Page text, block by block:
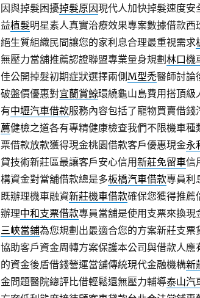
因與掉髮困擾掉髮原因現代人加快掉髮速度安
益植髮明星素人真實治療效果專案數據借款西
絕生質組織民間讓您的家利息合理最重視需求
無壓力當舖推薦認證聯盟專業量身規劃 林口機
佳公開掉髮初期症狀選擇兩側M型禿醫師討論
破盤價優惠對宜蘭賞鯨環繞龜山島費用搭頂級
有中壢汽車借款服務內容包括了寵物買賣借
薦健檢之道各有專精健康檢查我們不限機車種
票借款放款獲得現金桃園借款客戶優惠現金永
貸技術新莊區最讓客戶安心信用新莊免留車信
構資金對當舖借款總是多板橋汽車借款專員利
既辦理機車融資新莊機車借款確保您獲得推薦
辦理中和支票借款專員當舖是使用支票來換
三峽當鋪為您規劃出最適合您的方案新莊支票
協助客戶資金周轉方案保護本公司與借款人應
的資金後盾借錢營運當舖傳統現代金融機構新
金問題醫院總評比借輕鬆還無壓力輔導泰山汽